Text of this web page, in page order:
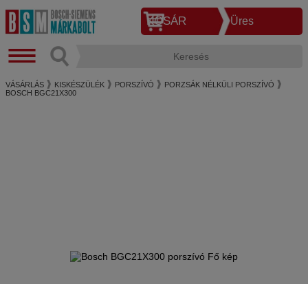
KOSÁR Üres
VÁSÁRLÁS KISKÉSZÜLÉK PORSZÍVÓ
PORZSÁK NÉLKÜLI PORSZÍVÓ
BOSCH BGC21X300